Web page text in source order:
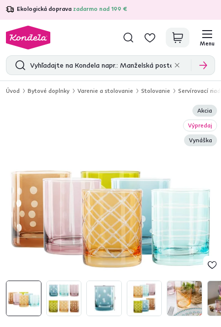
Ekologická doprava zadarmo nad 199 €
4,7 31 157overených produktových recenzií
Menu
Úvod Bytové doplnky Varenie a stolovanie Stolovanie Servírovací riad
Akcia
Výpredaj
Vynáška